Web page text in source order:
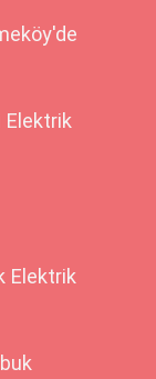
Elektrik
Elektrik